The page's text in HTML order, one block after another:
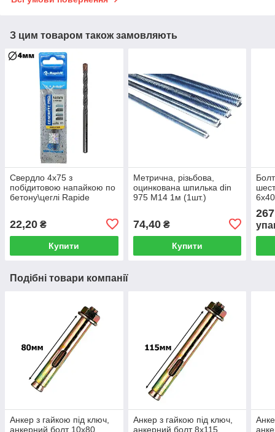
З цим товаром також замовляють
Свердло 4х75 з
побідитовою напайкою по
бетону\цеглі Rapide
22,20 ₴
Купити
Метрична, різьбова,
оцинкована шпилька din
975 М14 1м (1шт.)
74,40₴
Купити
Подібні товари компанії
Анкер з гайкою під ключ,
анкерний болт 10х80
Анкер з гайкою під ключ,
анкерний болт 8х115